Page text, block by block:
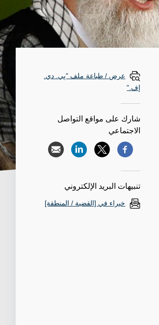
عرض / طباعة ملف "پي. دي.
إف."
شارك على مواقع التواصل
الاجتماعي
تنبيهات البريد الإلكتروني
خبراء في [القضية / المنطقة]